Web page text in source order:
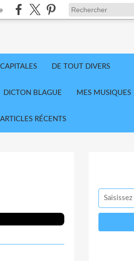
CAPITALES DE TOUT DIVERS
DICTON BLAGUE MES MUSIQUES
ARTICLES RÉCENTS